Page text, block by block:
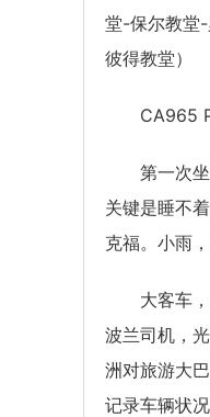
堂-保尔教堂
彼得教堂）
CA965
第一次坐
关键是睡不
克福。小雨，
大客车，
波兰司机，
洲对旅游大
记录车辆状